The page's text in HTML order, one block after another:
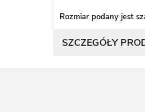
Rozmiar podany jest
SZCZEGÓŁY